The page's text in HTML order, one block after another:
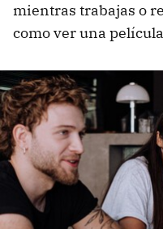
mientras trabajas o
como ver una